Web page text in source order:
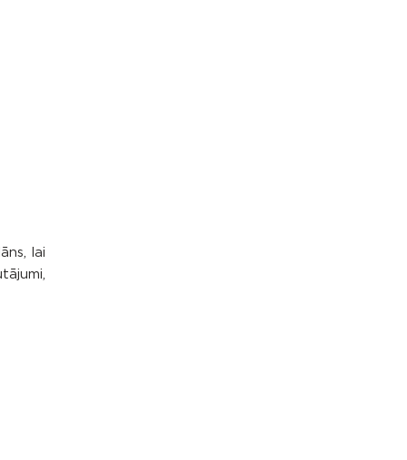
lai